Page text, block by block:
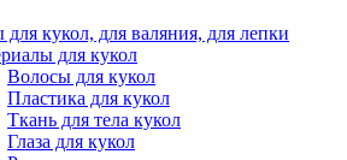
кукол, для валяния, для лепки
для кукол
Волосы для кукол
Пластика для кукол
Ткань для тела кукол
Глаза для кукол